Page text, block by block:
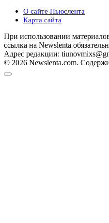
О сайте Ньюслента
Карта сайта
При использовании
ссылка на Newslenta
Адрес редакции:
© 2026 Newslenta.com.